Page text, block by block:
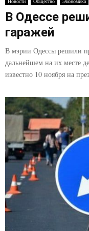
В Одессе
гаражей
В мэрии Одессы решили
дальнейшем на их месте
известно 10 ноября на